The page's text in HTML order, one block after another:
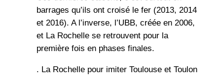
barrages qu’ils ont croisé le fer (2013, 2014
et 2016). A l’inverse, l’UBB, créée en 2006,
et La Rochelle se retrouvent pour la
première fois en phases finales.
. La Rochelle pour imiter Toulouse et Toulon